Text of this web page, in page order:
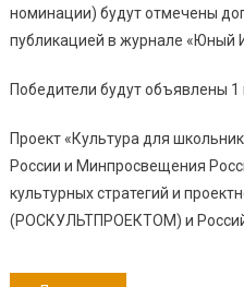
номинации) будут отмечены
публикацией в журнале «Юный
Победители будут объявлены 1
Проект «Культура для
России и Минпросвещения
культурных стратегий и
(РОСКУЛЬТПРОЕКТОМ) и